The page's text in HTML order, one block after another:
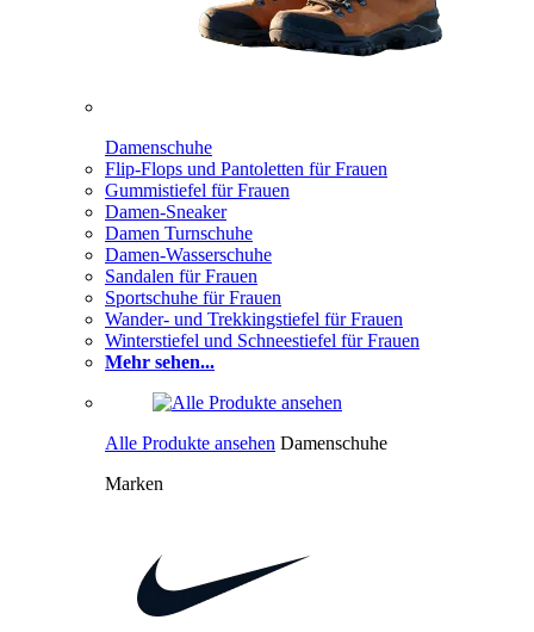
Damenschuhe
Flip-Flops und Pantoletten für Frauen
Gummistiefel für Frauen
Damen-Sneaker
Damen Turnschuhe
Damen-Wasserschuhe
Sandalen für Frauen
Sportschuhe für Frauen
Wander- und Trekkingstiefel für Frauen
Winterstiefel und Schneestiefel für Frauen
Mehr sehen...
Alle Produkte ansehen Damenschuhe
Marken